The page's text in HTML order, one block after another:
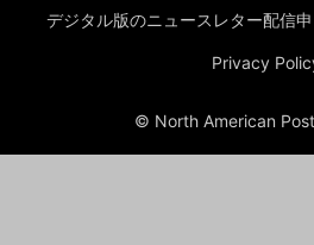
デジタル版のニュースレター配信
Privacy
© North American